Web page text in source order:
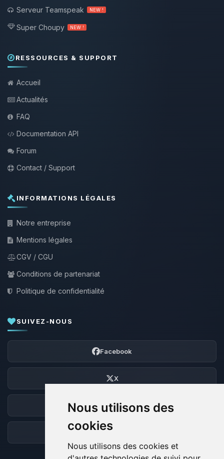
Nous utilisons des
cookies
Nous utilisons des cookies et
Serveur Teamspeak
NEW !
Super Choupy NEW !
RESSOURCES & SUPPORT
Accueil
Actualités
FAQ
Documentation API
Forum
Contact / Support
INFORMATIONS LÉGALES
Notre entreprise
Mentions légales
CGV / CGU
Conditions de partenariat
Politique de confidentialité
SUIVEZ-NOUS
Facebook
X
Discord
Forum